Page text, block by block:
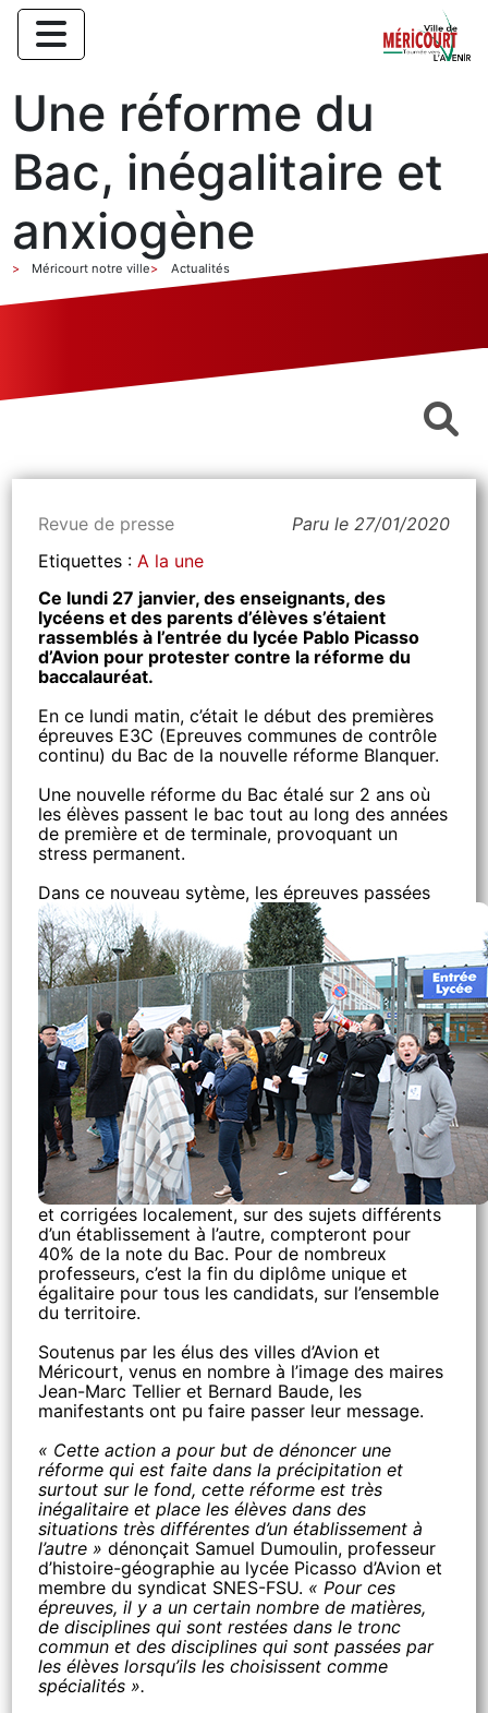
Une réforme du
Bac, inégalitaire et
anxiogène
Méricourt notre ville Actualités
Revue de presse
Etiquettes :A la une
Paru le 27/01/2020
Ce lundi 27 janvier, des enseignants, des
lycéens et des parents d’élèves s’étaient
rassemblés à l’entrée du lycée Pablo Picasso
d’Avion pour protester contre la réforme du
baccalauréat.
En ce lundi matin, c’était le début des premières
épreuves E3C (Epreuves communes de contrôle
continu) du Bac de la nouvelle réforme Blanquer.
Une nouvelle réforme du Bac étalé sur 2 ans où
les élèves passent le bac tout au long des années
de première et de terminale, provoquant un
stress permanent.
Dans ce nouveau sytème, les épreuves passées
et corrigées localement, sur des sujets différents
d’un établissement à l’autre, compteront pour
40% de la note du Bac. Pour de nombreux
professeurs, c’est la fin du diplôme unique et
égalitaire pour tous les candidats, sur l’ensemble
du territoire.
Soutenus par les élus des villes d’Avion et
Méricourt, venus en nombre à l’image des maires
Jean-Marc Tellier et Bernard Baude, les
manifestants ont pu faire passer leur message.
« Cette action a pour but de dénoncer une
réforme qui est faite dans la précipitation et
surtout sur le fond, cette réforme est très
inégalitaire et place les élèves dans des
situations très différentes d’un établissement à
l’autre » dénonçait Samuel Dumoulin, professeur
d’histoire-géographie au lycée Picasso d’Avion et
membre du syndicat SNES-FSU. « Pour ces
épreuves, il y a un certain nombre de matières,
de disciplines qui sont restées dans le tronc
commun et des disciplines qui sont passées par
les élèves lorsqu’ils les choisissent comme
spécialités ».